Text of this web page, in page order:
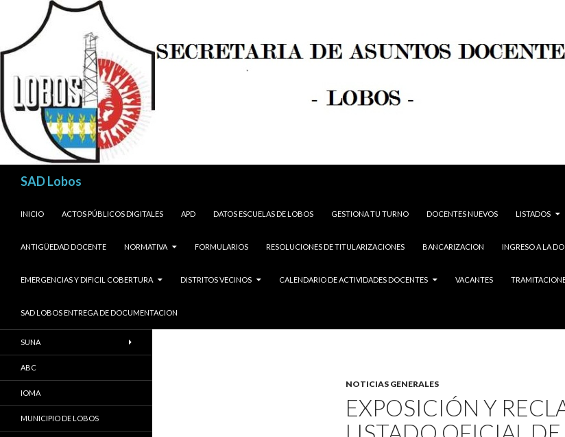
SAD Lobos
INICIO
ACTOS PÚBLICOS DIGITALES APD DATOS ESCUELAS DE LOBOS GESTIONA TU TURNO DOCENTES NUEVOS LISTADOS
ANTIGÜEDAD DOCENTE NORMATIVA FORMULARIOS RESOLUCIONES DE TITULARIZACIONES BANCARIZACION INGRESO A LA
EMERGENCIAS Y DIFICIL COBERTURA DISTRITOS VECINOS CALENDARIO DE ACTIVIDADES DOCENTES VACANTES
SAD LOBOS ENTREGA DE DOCUMENTACION
NOTICIAS GENERALES
EXPOSICIÓN Y
SUNA
ABC
IOMA
MUNICIPIO DE LOBOS